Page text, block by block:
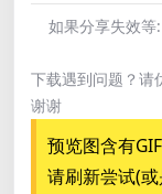
如果分享失效等:
下载遇到问题？请
谢谢
预览图含有
请刷新尝试(或